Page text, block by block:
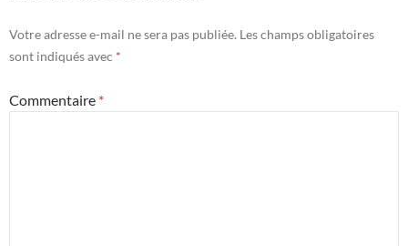
Votre adresse e-mail ne sera pas publiée. Les champs obligatoires
sont indiqués avec *
Commentaire *